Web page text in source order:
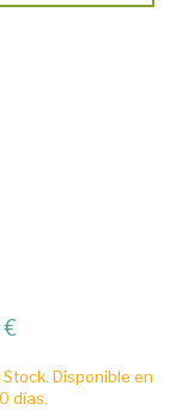
Stock. Disponible en
días.